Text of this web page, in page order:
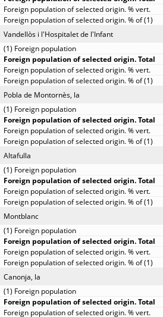
Vandellòs i l'Hospitalet de l'Infant
Pobla de Montornès, la
Altafulla
Montblanc
Canonja, la